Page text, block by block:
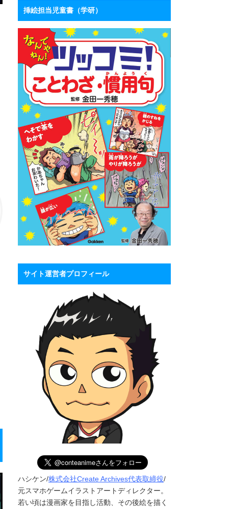
挿絵担当児童書（学研）
サイト運営者プロフィール
ハシケン/株式会社Create Archives代表取締役/
元スマホゲームイラストアートディレクター。
若い頃は漫画家を目指し活動、その後絵を描く